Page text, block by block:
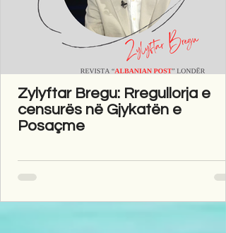
Zylyftar Bregu: Rregullorja e
censurës në Gjykatën e
Posaçme